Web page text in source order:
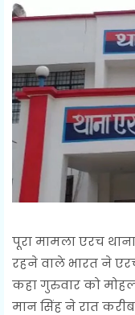
पूरा मामला एरच
रहने वाले भारत ने
कहा गुरुवार को
मान सिंह ने रात